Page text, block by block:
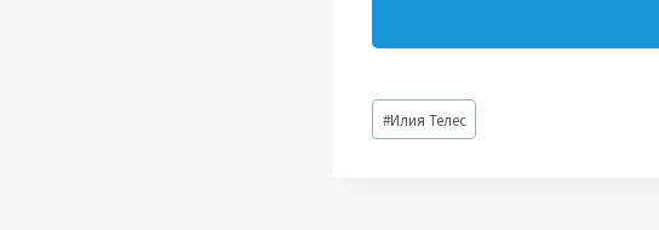
Метки
записи:
#Илия Телес